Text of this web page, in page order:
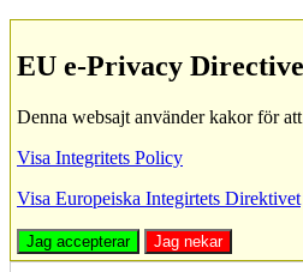
EU e-Privacy Directive
Denna websajt använder kakor för
Visa Integritets Policy
Visa Europeiska Integirtets Direktivet
Jag accepterar Jag nekar